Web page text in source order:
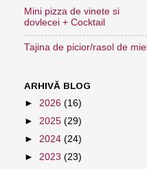
Mini pizza de vinete si
dovlecei + Cocktail
Tajina de picior/rasol de miel
ARHIVĂ BLOG
► 2026 (16)
► 2025 (29)
► 2024 (24)
► 2023 (23)